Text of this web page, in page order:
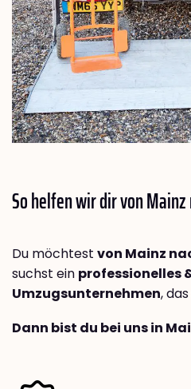
So helfen wir dir von
Du möchtest von Mainz
suchst ein professionelles
Umzugsunternehmen,
Dann bist du bei uns in